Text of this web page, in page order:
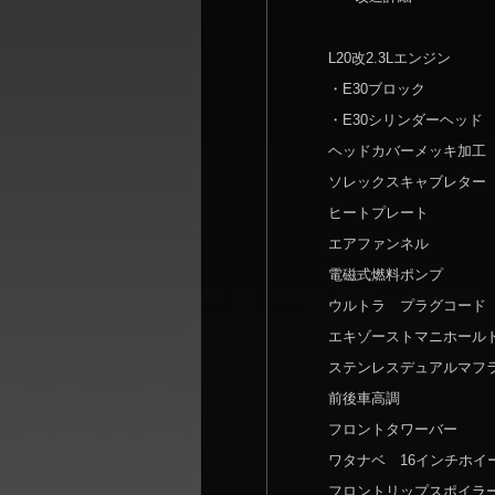
L20改2.3Lエンジン
・E30ブロック
・E30シリンダーヘッド
ヘッドカバーメッキ加工
ソレックスキャブレター
ヒートプレート
エアファンネル
電磁式燃料ポンプ
ウルトラ プラグコード
エキゾーストマニホール
ステンレスデュアルマフ
前後車高調
フロントタワーバー
ワタナベ 16インチホイ
フロントリップスポイラ